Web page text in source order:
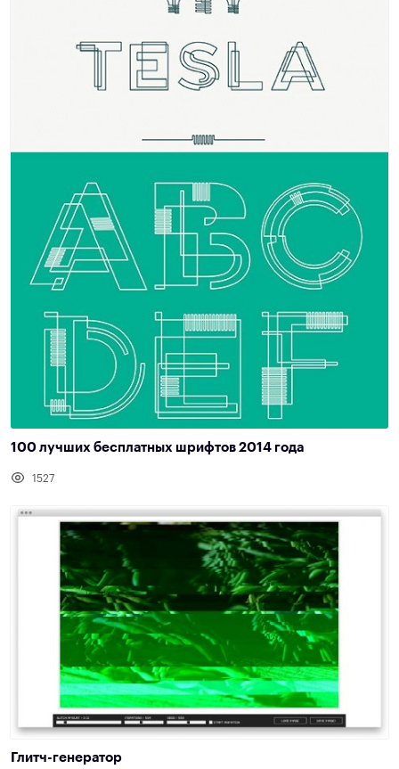
100 лучших бесплатных шрифтов 2014 года
1527
Глитч-генератор